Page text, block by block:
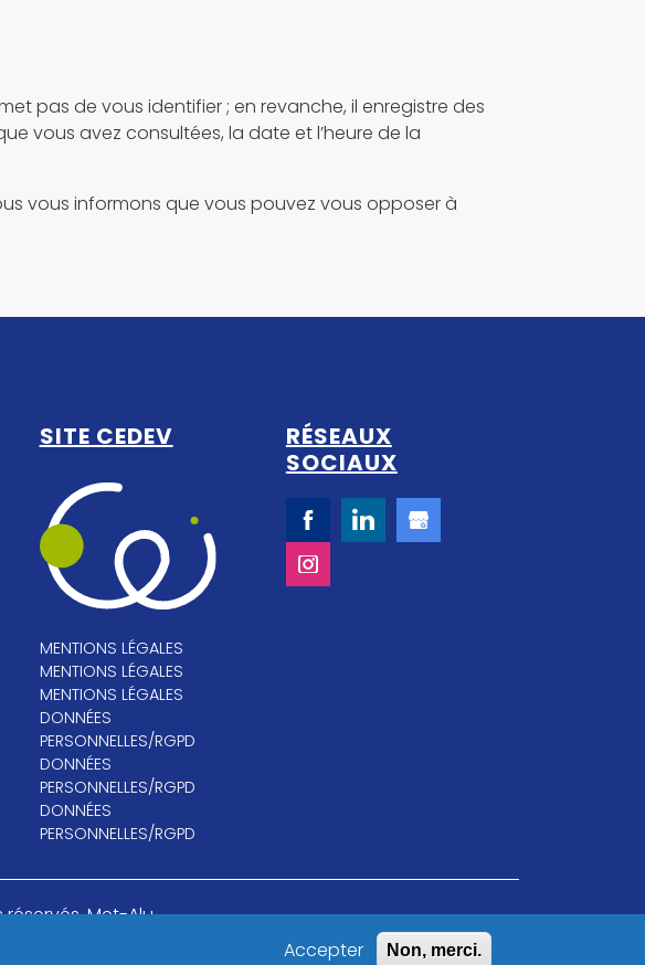
pas de vous identifier ; en revanche, il enregistre des
vous avez consultées, la date et l’heure de la
vous informons que vous pouvez vous opposer à
SITE CEDEV
MENTIONS LÉGALES
MENTIONS LÉGALES
MENTIONS LÉGALES
DONNÉES
PERSONNELLES/RGPD
DONNÉES
PERSONNELLES/RGPD
DONNÉES
PERSONNELLES/RGPD
RÉSEAUX
SOCIAUX
réservés. Met-Alu
Accepter Non, merci.